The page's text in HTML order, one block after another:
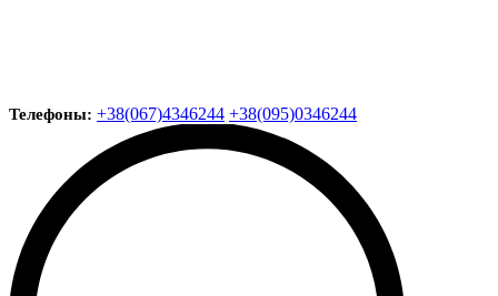
Телефоны: +38(067)4346244 +38(095)0346244